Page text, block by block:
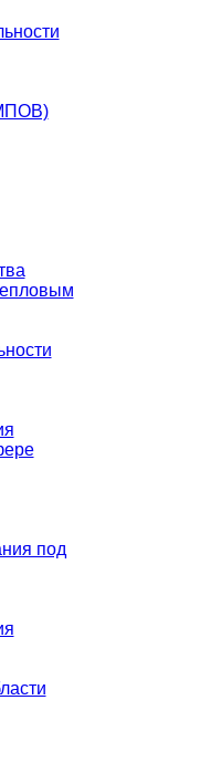
под